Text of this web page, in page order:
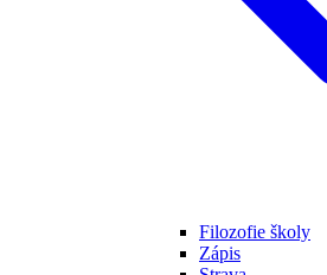
Filozofie školy
Zápis